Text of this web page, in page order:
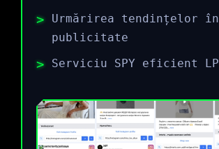
Urmărirea tendințelor în
publicitate
Serviciu SPY eficient